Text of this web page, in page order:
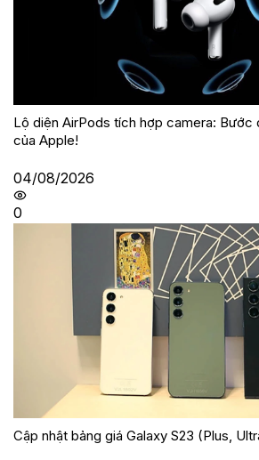
Lộ diện AirPods tích hợp camera: Bước
của Apple!
04/08/2026
0
Cập nhật bảng giá Galaxy S23 (Plus,